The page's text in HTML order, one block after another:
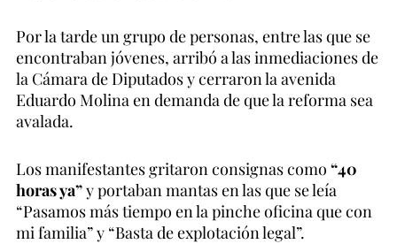
Por la tarde un grupo de personas, entre las que se
encontraban jóvenes, arribó a las inmediaciones de
la Cámara de Diputados y cerraron la avenida
Eduardo Molina en demanda de que la reforma sea
avalada.
Los manifestantes gritaron consignas como “40
horas ya”y portaban mantas en las que se leía
“Pasamos más tiempo en la pinche oficina que con
mi familia” y “Basta de explotación legal”.